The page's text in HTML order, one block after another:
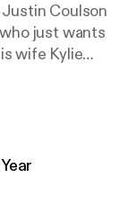
Coulson
just wants
wife Kylie
Dads all over
Kylie have
filled
For